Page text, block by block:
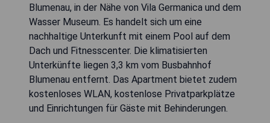
Blumenau, in der Nähe von Vila Germanica und dem
Wasser Museum. Es handelt sich um eine
nachhaltige Unterkunft mit einem Pool auf dem
Dach und Fitnesscenter. Die klimatisierten
Unterkünfte liegen 3,3 km vom Busbahnhof
Blumenau entfernt. Das Apartment bietet zudem
kostenloses WLAN, kostenlose Privatparkplätze
und Einrichtungen für Gäste mit Behinderungen.